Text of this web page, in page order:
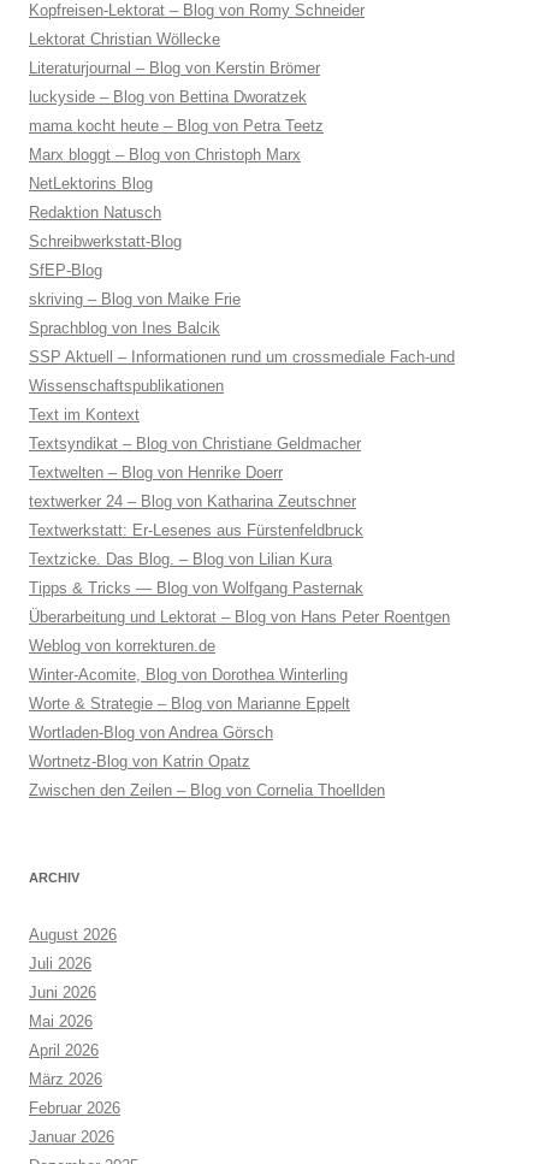
Kopfreisen-Lektorat – Blog von Romy Schneider
Lektorat Christian Wöllecke
Literaturjournal – Blog von Kerstin Brömer
luckyside – Blog von Bettina Dworatzek
mama kocht heute – Blog von Petra Teetz
Marx bloggt – Blog von Christoph Marx
NetLektorins Blog
Redaktion Natusch
Schreibwerkstatt-Blog
SfEP-Blog
skriving – Blog von Maike Frie
Sprachblog von Ines Balcik
SSP Aktuell – Informationen rund um crossmediale Fach-und
Wissenschaftspublikationen
Text im Kontext
Textsyndikat – Blog von Christiane Geldmacher
Textwelten – Blog von Henrike Doerr
textwerker 24 – Blog von Katharina Zeutschner
Textwerkstatt: Er-Lesenes aus Fürstenfeldbruck
Textzicke. Das Blog. – Blog von Lilian Kura
Tipps & Tricks — Blog von Wolfgang Pasternak
Überarbeitung und Lektorat – Blog von Hans Peter Roentgen
Weblog von korrekturen.de
Winter-Acomite, Blog von Dorothea Winterling
Worte & Strategie – Blog von Marianne Eppelt
Wortladen-Blog von Andrea Görsch
Wortnetz-Blog von Katrin Opatz
Zwischen den Zeilen – Blog von Cornelia Thoellden
ARCHIV
August 2026
Juli 2026
Juni 2026
Mai 2026
April 2026
März 2026
Februar 2026
Januar 2026